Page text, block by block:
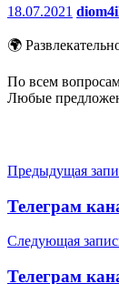
18.07.2021
🌍
По всем
Любые
Навигация
по
записям
Предыдущая
Телеграм
Следующая
Телеграм